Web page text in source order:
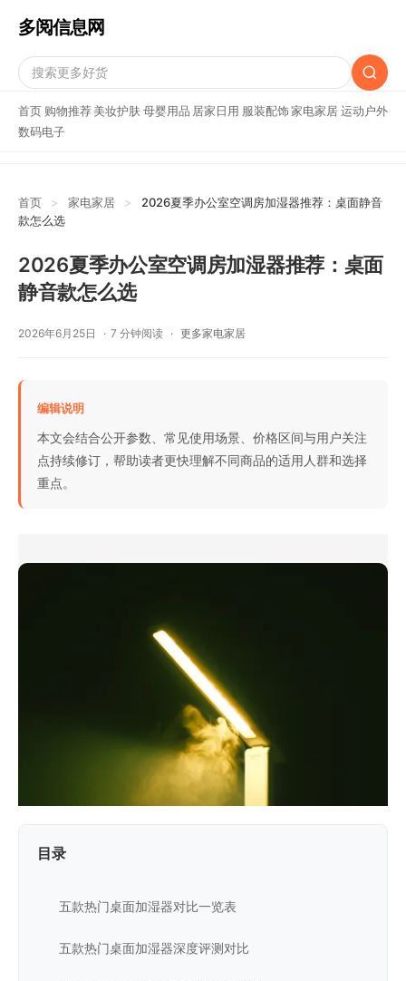
多阅信息网
首页 购物推荐 美妆护肤母婴用品 居家日用 服装配饰家电家居运动户外
数码电子
首页 > 家电家居 >
2026夏季办公室空调房加湿器推荐：桌面静音
款怎么选
2026夏季办公室空调房加湿器推荐：桌面
静音款怎么选
2026年6月25日 7 分钟阅读 更多家电家居
编辑说明
本文会结合公开参数、常见使用场景、价格区间与用户关注
点持续修订，帮助读者更快理解不同商品的适用人群和选择
重点。
目录
五款热门桌面加湿器对比一览表
五款热门桌面加湿器深度评测对比